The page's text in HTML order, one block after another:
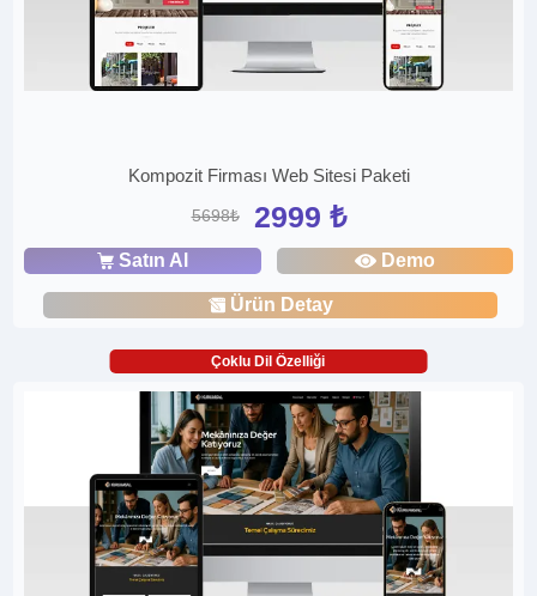
Kompozit Firması Web Sitesi Paketi
5698₺ 2999 ₺
Satın Al Demo
Ürün Detay
Çoklu Dil Özelliği